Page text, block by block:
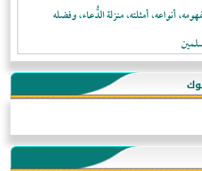
أنواعه، أمثلته، منزلة الدُّعاء، وفضله
الكرام رضي الله عنهم